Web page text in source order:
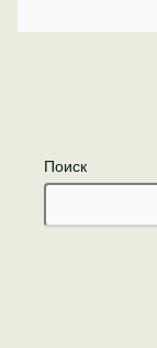
Поиск